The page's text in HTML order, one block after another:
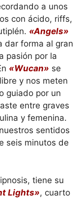
a unos
con ácido, riffs,
«Angels»
dar forma al gran
pasión por la
«Wucan» se
y nos meten
guiado por un
entre graves
y femenina.
sentidos
seis minutos de
tiene su
Lights», cuarto